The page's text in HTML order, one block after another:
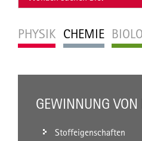
PHYSIK CHEMIE
GEWINNUNG VON
Stoffeigenschaften